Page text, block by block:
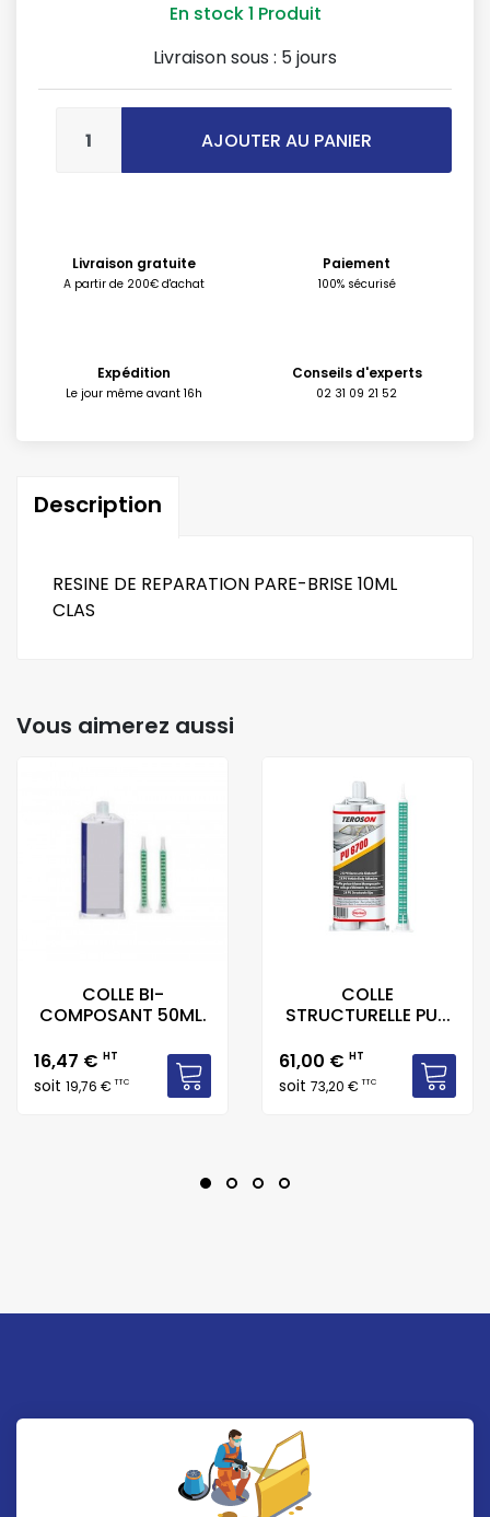
En stock1 Produit
Livraison sous : 5 jours
AJOUTER AU PANIER
Livraison gratuite
A partir de 200€ d'achat
Paiement
100% sécurisé
Expédition
Le jour même avant 16h
Conseils d'experts
02 31 09 21 52
Description
RESINE DE REPARATION PARE-BRISE 10ML
CLAS
Vous aimerez aussi
COLLE BI-
COMPOSANT 50ML.
Prix
16,47 € HT
soit 19,76 €TTC
COLLE
STRUCTURELLE PU...
Prix
61,00 € HT
soit 73,20 €TTC